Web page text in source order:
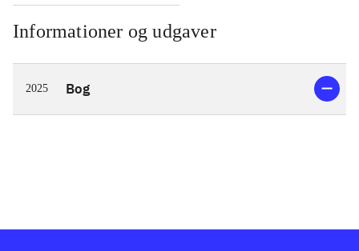
Informationer og udgaver
2025 Bog